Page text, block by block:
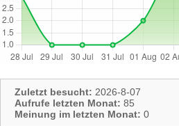
Zuletzt besucht: 2026-8-07
Aufrufe letzten Monat: 85
Meinung im letzten Monat: 0